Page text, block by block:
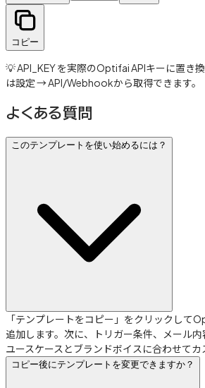
コピー
💡 API_KEY を実際のOptifai APIキーに置き
は設定 → API/Webhookから取得できます。
よくある質問
このテンプレートを使い始めるには？
「テンプレートをコピー」をクリックして
追加します。次に、トリガー条件、メール
ユースケースとブランドボイスに合わせてカ
コピー後にテンプレートを変更できますか？